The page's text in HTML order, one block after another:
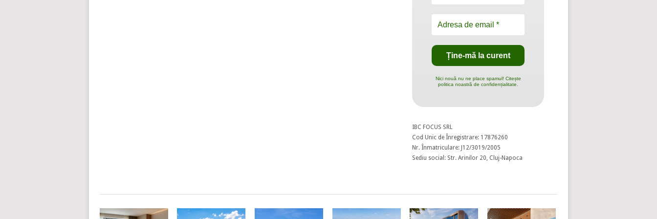
Nici nouă nu ne place spamul! Citește
politica noastră de confidențialitate.
IBC FOCUS SRL
Cod Unic de Înregistrare: 17876260
Nr. Înmatriculare: J12/3019/2005
Sediu social: Str. Arinilor 20, Cluj-Napoca